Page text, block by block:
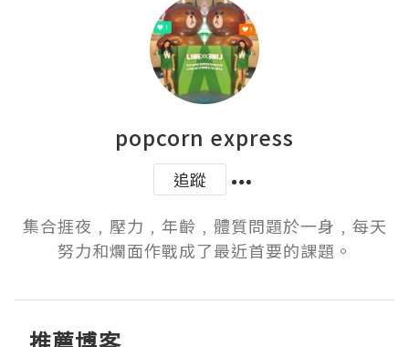
popcorn express
追蹤
集合捱夜﹐壓力﹐年齡﹐體質問題於一身﹐每天
努力和爛面作戰成了最近首要的課題。